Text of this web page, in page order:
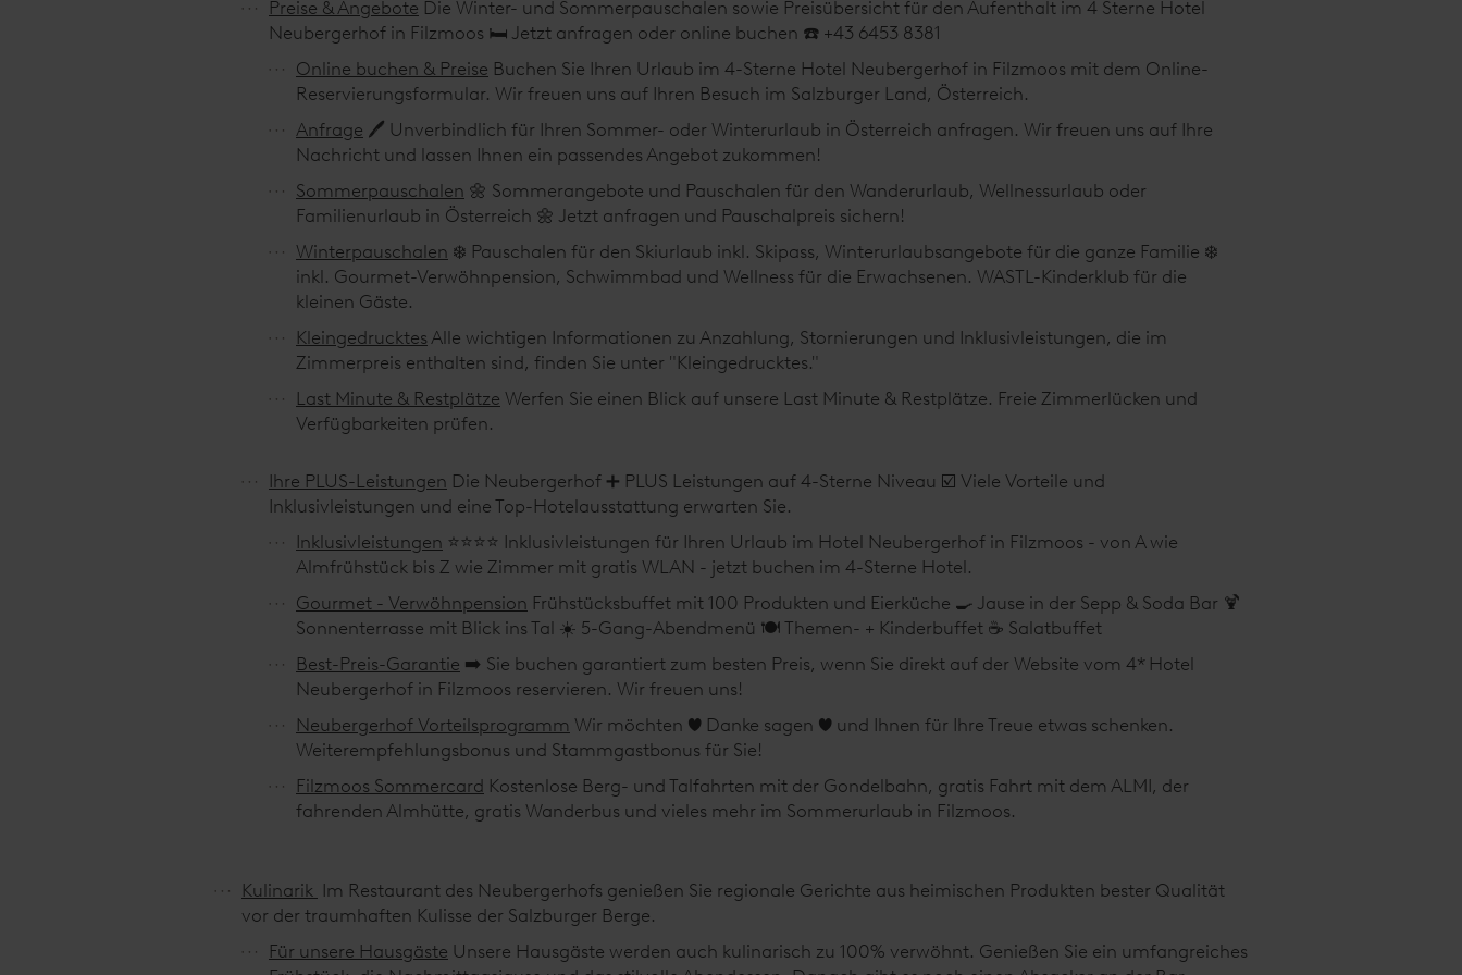
Preise & Angebote Die Winter- und Sommerpauschalen sowie Preisübersicht für den Aufenthalt im 4 Sterne Hotel
Neubergerhof in Filzmoos 🛏️ Jetzt anfragen oder online buchen ☎️ +43 6453 8381
Online buchen & Preise Buchen Sie Ihren Urlaub im 4-Sterne Hotel Neubergerhof in Filzmoos mit dem Online-
Reservierungsformular. Wir freuen uns auf Ihren Besuch im Salzburger Land, Österreich.
Anfrage 🖊️ Unverbindlich für Ihren Sommer- oder Winterurlaub in Österreich anfragen. Wir freuen uns auf Ihre
Nachricht und lassen Ihnen ein passendes Angebot zukommen!
Sommerpauschalen 🌼 Sommerangebote und Pauschalen für den Wanderurlaub, Wellnessurlaub oder
Familienurlaub in Österreich 🌼 Jetzt anfragen und Pauschalpreis sichern!
Winterpauschalen ❄️ Pauschalen für den Skiurlaub inkl. Skipass, Winterurlaubsangebote für die ganze Familie ❄️
inkl. Gourmet-Verwöhnpension, Schwimmbad und Wellness für die Erwachsenen. WASTL-Kinderklub für die
kleinen Gäste.
Kleingedrucktes Alle wichtigen Informationen zu Anzahlung, Stornierungen und Inklusivleistungen, die im
Zimmerpreis enthalten sind, finden Sie unter "Kleingedrucktes."
Last Minute & Restplätze Werfen Sie einen Blick auf unsere Last Minute & Restplätze. Freie Zimmerlücken und
Verfügbarkeiten prüfen.
Ihre PLUS-Leistungen Die Neubergerhof ➕ PLUS Leistungen auf 4-Sterne Niveau ☑️ Viele Vorteile und
Inklusivleistungen und eine Top-Hotelausstattung erwarten Sie.
Inklusivleistungen ⭐⭐⭐⭐ Inklusivleistungen für Ihren Urlaub im Hotel Neubergerhof in Filzmoos - von A wie
Almfrühstück bis Z wie Zimmer mit gratis WLAN - jetzt buchen im 4-Sterne Hotel.
Gourmet - Verwöhnpension Frühstücksbuffet mit 100 Produkten und Eierküche 🍳 Jause in der Sepp & Soda Bar 🍹
Sonnenterrasse mit Blick ins Tal ☀️ 5-Gang-Abendmenü 🍽️ Themen- + Kinderbuffet ☕️ Salatbuffet
Best-Preis-Garantie ➡️ Sie buchen garantiert zum besten Preis, wenn Sie direkt auf der Website vom 4* Hotel
Neubergerhof in Filzmoos reservieren. Wir freuen uns!
Neubergerhof Vorteilsprogramm Wir möchten ❤️ Danke sagen ❤️ und Ihnen für Ihre Treue etwas schenken.
Weiterempfehlungsbonus und Stammgastbonus für Sie!
Filzmoos Sommercard Kostenlose Berg- und Talfahrten mit der Gondelbahn, gratis Fahrt mit dem ALMI, der
fahrenden Almhütte, gratis Wanderbus und vieles mehr im Sommerurlaub in Filzmoos.
Kulinarik Im Restaurant des Neubergerhofs genießen Sie regionale Gerichte aus heimischen Produkten bester Qualität
vor der traumhaften Kulisse der Salzburger Berge.
Für unsere Hausgäste Unsere Hausgäste werden auch kulinarisch zu 100% verwöhnt. Genießen Sie ein umfangreiches